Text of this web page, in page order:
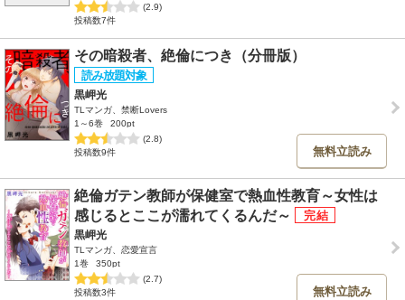
(2.9)
投稿数7件
その暗殺者、絶倫につき（分冊版）
黒岬光
TLマンガ、禁断Lovers
1～6巻
200pt
(2.8)
投稿数9件
無料立読み
絶倫ガテン教師が保健室で熱血性教育～女性は
感じるとここが濡れてくるんだ～
黒岬光
TLマンガ、恋愛宣言
1巻
350pt
(2.7)
投稿数3件
無料立読み